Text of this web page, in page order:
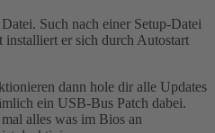
Such nach einer Setup-Datei
er sich durch Autostart
dann hole dir alle Updates
ein USB-Bus Patch dabei.
alles was im Bios an